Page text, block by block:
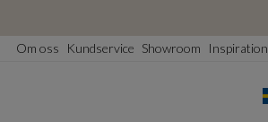
Om oss Kundservice Showroom Inspiration